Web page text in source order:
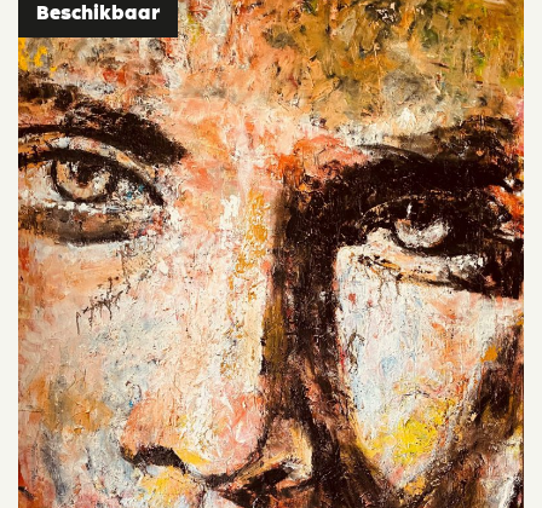
Beschikbaar